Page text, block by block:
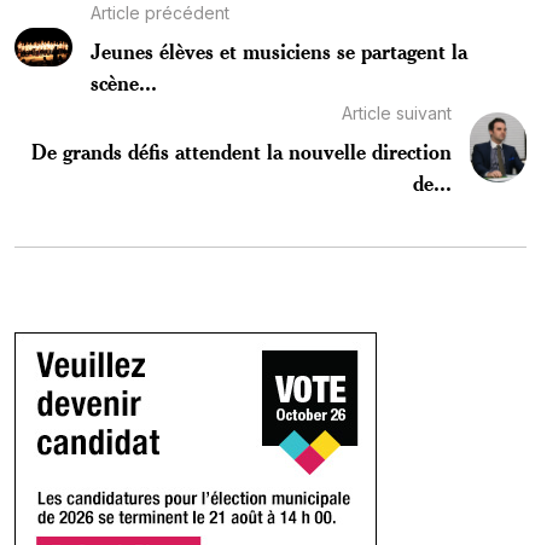
Article précédent
Jeunes élèves et musiciens se partagent la
scène...
Article suivant
De grands défis attendent la nouvelle direction
de...